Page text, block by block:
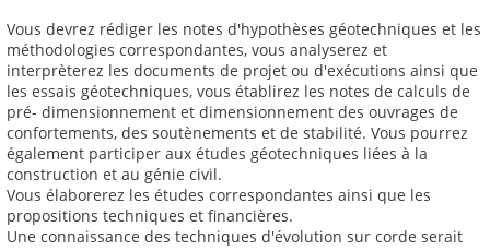
Vous devrez rédiger les notes d'hypothèses géotechniques et les
méthodologies correspondantes, vous analyserez et
interprèterez les documents de projet ou d'exécutions ainsi que
les essais géotechniques, vous établirez les notes de calculs de
pré- dimensionnement et dimensionnement des ouvrages de
confortements, des soutènements et de stabilité. Vous pourrez
également participer aux études géotechniques liées à la
construction et au génie civil.
Vous élaborerez les études correspondantes ainsi que les
propositions techniques et financières.
Une connaissance des techniques d'évolution sur corde serait